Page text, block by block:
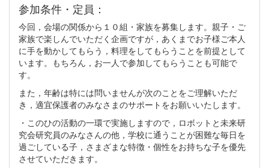
参加条件・定員：
今回，会場の関係から１０組・家族を募集します。親子・ご
家族で楽しんでいただく企画ですが，あくまでお子様ご本人
に手を動かしてもらう，料理をしてもらうことを前提として
います。もちろん，お一人で参加してもらうことも可能で
す。
また，年齢は特には問いませんが次のことをご理解いただ
き，適宜保護者のみなさまのサポートをお願いいたします。
・このひの活動の一環で実施しますので，ロボットと未来研
究会研究員のみなさんの他，学校に通うことが困難な毎日を
過ごしている子，さまざまな特徴・個性をお持ちな子を優先
させていただきます。